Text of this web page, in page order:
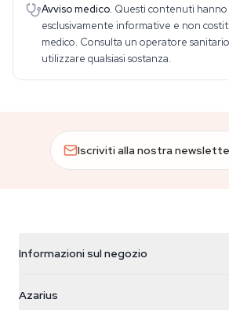
Avviso medico. Questi contenuti
esclusivamente informative e non
medico. Consulta un operatore
utilizzare qualsiasi sostanza.
Iscriviti alla nostra
Informazioni sul negozio
Galvaniweg 11
Azarius